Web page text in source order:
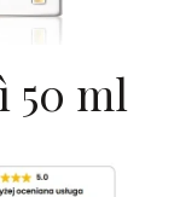
50 ml